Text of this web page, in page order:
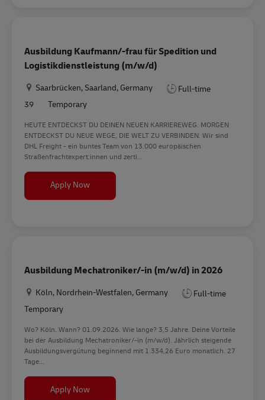
Ausbildung Kaufmann/-frau für Spedition und
Logistikdienstleistung (m/w/d)
Location
Saarbrücken, Saarland, Germany
Full-time
39
Temporary
HEUTE ENTDECKST DU DEINEN NEUEN KARRIEREWEG. MORGEN
ENTDECKST DU NEUE WEGE, DIE WELT ZU VERBINDEN. Wir sind
DHL Freight - ein buntes Team von 13.000 europäischen
Straßenfrachtexpert:innen und zerti...
Apply NowAusbildung Kaufmann/-frau für Spedition und
Ausbildung Mechatroniker/-in (m/w/d) in 2026
Location
Köln, Nordrhein-Westfalen, Germany
Full-time
Temporary
Wo? Köln. Wann? 01.09.2026. Wie lange? 3,5 Jahre. Deine Vorteile
bei der Ausbildung Mechatroniker/-in (m/w/d). Jährlich steigende
Ausbildungsvergütung beginnend mit 1.334,26 Euro monatlich. 27
Tage...
Apply NowAusbildung Mechatroniker/-in (m/w/d) in 2026